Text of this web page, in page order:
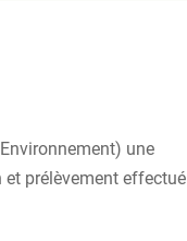
une
prélèvement effectué